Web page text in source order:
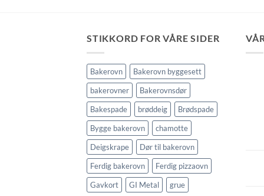
STIKKORD FOR VÅRE SIDER
Bakerovn
Bakerovn byggesett
bakerovner
Bakerovnsdør
Bakespade
brøddeig
Brødspade
Bygge bakerovn
chamotte
Deigskrape
Dør til bakerovn
Ferdig bakerovn
Ferdig pizzaovn
Gavkort
GI Metal grue